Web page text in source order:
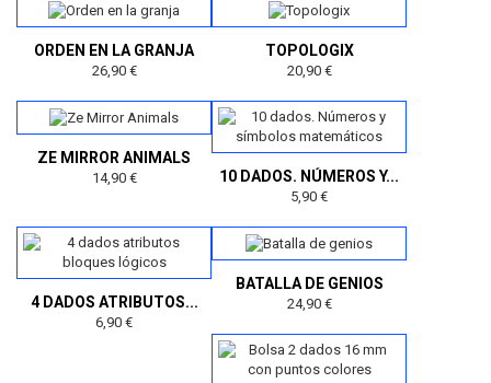
ORDEN EN LA GRANJA
26,90 €
TOPOLOGIX
20,90 €
ZE MIRROR ANIMALS
14,90 € 10 DADOS. NÚMEROS Y...
5,90 €
4 DADOS ATRIBUTOS...
6,90 €
BATALLA DE GENIOS
24,90 €